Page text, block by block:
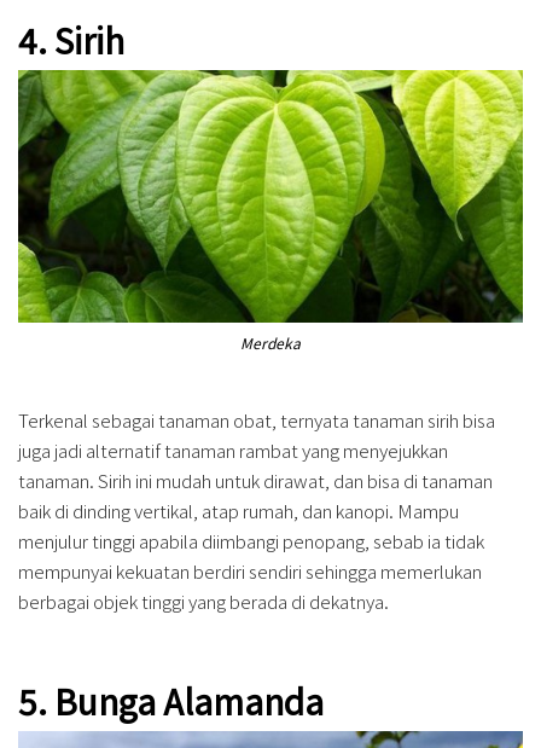
4. Sirih
Merdeka
Terkenal sebagai tanaman obat, ternyata tanaman sirih bisa
juga jadi alternatif tanaman rambat yang menyejukkan
tanaman. Sirih ini mudah untuk dirawat, dan bisa di tanaman
baik di dinding vertikal, atap rumah, dan kanopi. Mampu
menjulur tinggi apabila diimbangi penopang, sebab ia tidak
mempunyai kekuatan berdiri sendiri sehingga memerlukan
berbagai objek tinggi yang berada di dekatnya.
5. Bunga Alamanda